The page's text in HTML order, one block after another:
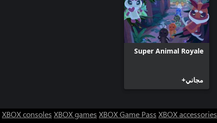
Super Animal Royale
مجاني+
XBOX consoles XBOX games XBOX Game Pass XBOX accessories